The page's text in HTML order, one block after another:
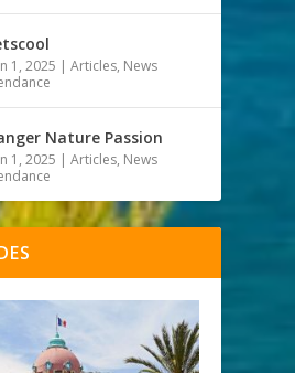
1, 2025 |Articles, News
Nature Passion
1, 2025 |Articles, News